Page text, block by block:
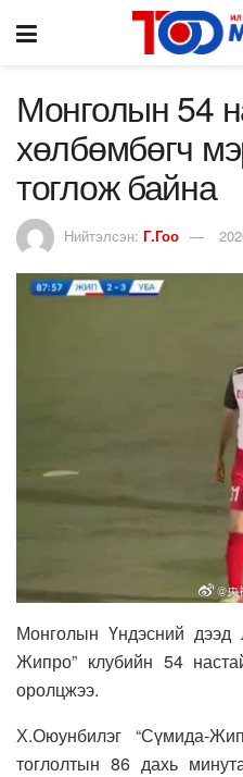
Монголын 54
хөлбөмбөгч
тоглож байна
Нийтэлсэн: Г.Гоо
Монголын Үндэсний дээд
Жипро” клубийн 54
оролцжээ.
Х.Оюунбилэг “Сүмида-
тоглолтын 86 дахь